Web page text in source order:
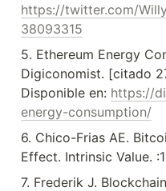
https://twitter.com/
38093315
5. Ethereum Energy
Digiconomist. [citado
Disponible en: https://
energy-consumption/
6. Chico-Frias AE.
Effect. Intrinsic Value.
7. Frederik J.